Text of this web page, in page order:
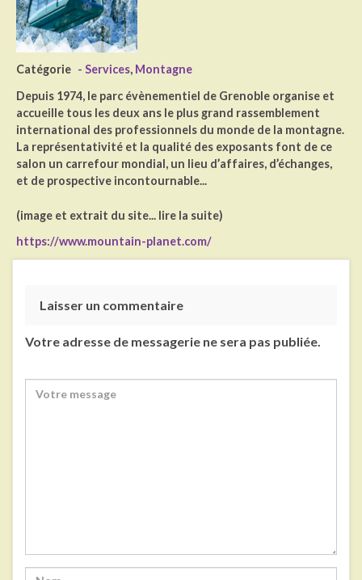
Catégorie - Services, Montagne
Depuis 1974, le parc évènementiel de Grenoble organise et
accueille tous les deux ans le plus grand rassemblement
international des professionnels du monde de la montagne.
La représentativité et la qualité des exposants font de ce
salon un carrefour mondial, un lieu d’affaires, d’échanges,
et de prospective incontournable...
(image et extrait du site... lire la suite)
https://www.mountain-planet.com/
Laisser un commentaire
Votre adresse de messagerie ne sera pas publiée.